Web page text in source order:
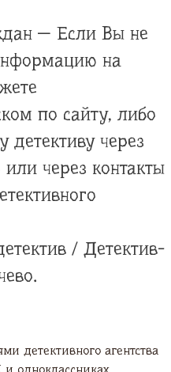
— Если Вы не
на
по сайту, либо
детективу через
через контакты
/ Детектив-
детективного агентства